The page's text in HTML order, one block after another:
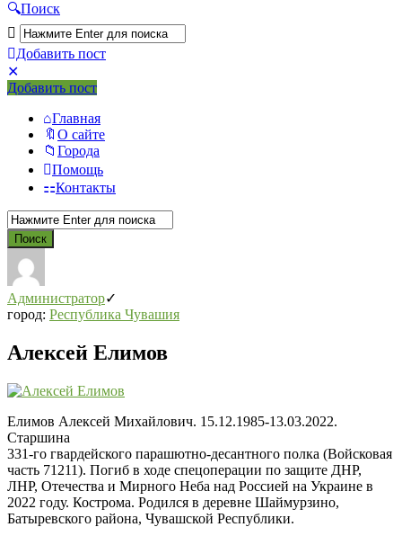
2022-
2026,
Новости
СВО
Поиск
Добавить пост
Мобильное
меню
Добавить пост
Главная
О сайте
Города
Помощь
Контакты
Администратор
город: Республика Чувашия
Алексей Елимов
Елимов Алексей Михайлович. 15.12.1985-13.03.2022.
Старшина
331-го гвардейского парашютно-десантного полка (Войсковая
часть 71211). Погиб в ходе спецоперации по защите ДНР,
ЛНР, Отечества и Мирного Неба над Россией на Украине в
2022 году. Кострома. Родился в деревне Шаймурзино,
Батыревского района, Чувашской Республики.